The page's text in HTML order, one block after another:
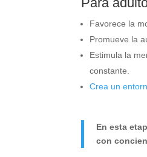
Favorece la
Promueve la
Estimula la
constante.
Crea un
En esta
con